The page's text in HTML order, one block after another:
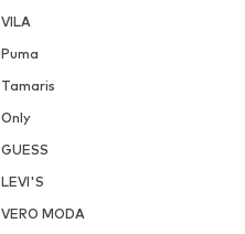
VILA
Puma
Tamaris
Only
GUESS
LEVI'S
VERO MODA